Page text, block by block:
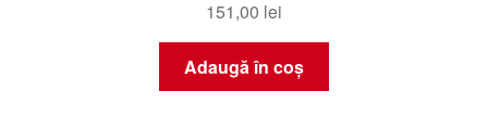
151,00 lei
Adaugă în coș